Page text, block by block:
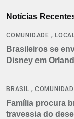
Notícias
COMUNIDADE ,
Brasileiros se
Disney em
BRASIL ,
Família procura
travessia do